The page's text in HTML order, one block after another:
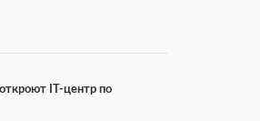
IT-центр по